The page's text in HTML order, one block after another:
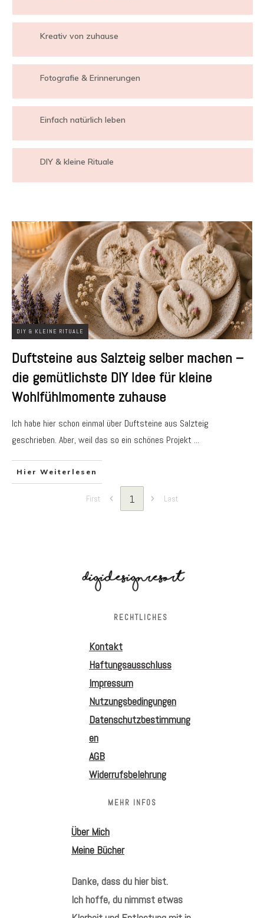
DIY & KLEINE RITUALE
Duftsteine aus Salzteig selber machen –
die gemütlichste DIY Idee für kleine
Wohlfühlmomente zuhause
Ich habe hier schon einmal über Duftsteine aus Salzteig
geschrieben. Aber, weil das so ein schönes Projekt ...
Hier Weiterlesen
First 1 Last
Kreativ von zuhause
Fotografie & Erinnerungen
Einfach natürlich leben
DIY & kleine Rituale
RECHTLICHES
Kontakt
Haftungsausschluss
Impressum
Nutzungsbedingungen
Datenschutzbestimmung
en
AGB
Widerrufsbelehrung
MEHR INFOS
Über Mich
Meine Bücher
Danke, dass du hier bist.
Ich hoffe, du nimmst etwas